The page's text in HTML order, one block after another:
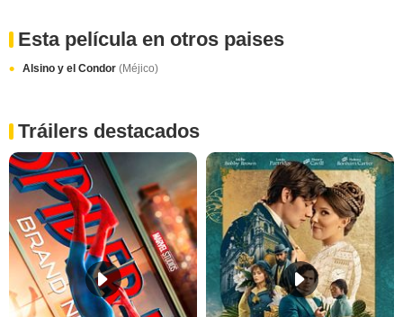
Esta película en otros paises
Alsino y el Condor (Méjico)
Tráilers destacados